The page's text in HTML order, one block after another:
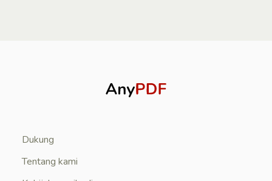
Dukung
Tentang kami